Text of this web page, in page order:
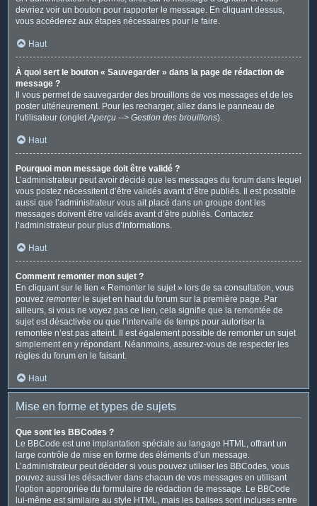
devriez voir un bouton pour rapporter le message. En cliquant dessus,
vous accéderez aux étapes nécessaires pour le faire.
Haut
À quoi sert le bouton « Sauvegarder » dans la page de rédaction de
message ?
Il vous permet de sauvegarder des brouillons de vos messages et de les
poster ultérieurement. Pour les recharger, allez dans le panneau de
l’utilisateur (ongletAperçu --> Gestion des brouillons).
Haut
Pourquoi mon message doit être validé ?
L’administrateur peut avoir décidé que les messages du forum dans lequel
vous postez nécessitent d’être validés avant d’être publiés. Il est possible
aussi que l’administrateur vous ait placé dans un groupe dont les
messages doivent être validés avant d’être publiés. Contactez
l’administrateur pour plus d’informations.
Haut
Comment remonter mon sujet ?
En cliquant sur le lien « Remonter le sujet » lors de sa consultation, vous
pouvez remonterle sujet en haut du forum sur la première page. Par
ailleurs, si vous ne voyez pas ce lien, cela signifie que la remontée de
sujet est désactivée ou que l’intervalle de temps pour autoriser la
remontée n’est pas atteint. Il est également possible de remonter un sujet
simplement en y répondant. Néanmoins, assurez-vous de respecter les
règles du forum en le faisant.
Haut
Mise en forme et types de sujets
Que sont les BBCodes ?
Le BBCode est une implantation spéciale au langage HTML, offrant un
large contrôle de mise en forme des éléments d’un message.
L’administrateur peut décider si vous pouvez utiliser les BBCodes, vous
pouvez aussi les désactiver dans chacun de vos messages en utilisant
l’option appropriée du formulaire de rédaction de message. Le BBCode
lui-même est similaire au style HTML, mais les balises sont incluses entre